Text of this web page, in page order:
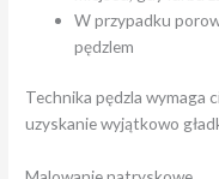
W przypadku
pędzlem
Technika pędzla wymaga
uzyskanie wyjątkowo